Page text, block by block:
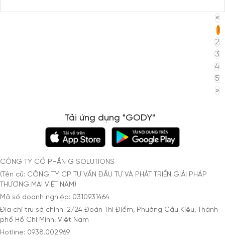
«
1
2
3
4
5
»
Tải ứng dụng "GODY"
CÔNG TY CỔ PHẦN G SOLUTIONS
(Tên cũ: CÔNG TY CP TƯ VẤN ĐẦU TƯ VÀ PHÁT TRIỂN GIẢI PHÁP
THƯƠNG MẠI VIỆT NAM)
Mã số doanh nghiệp: 0310931464
Địa chỉ trụ sở chính: 2/24 Đoàn Thị Điểm, Phường Cầu Kiệu, Thành
phố Hồ Chí Minh, Việt Nam
Hotline: 0938.002.969